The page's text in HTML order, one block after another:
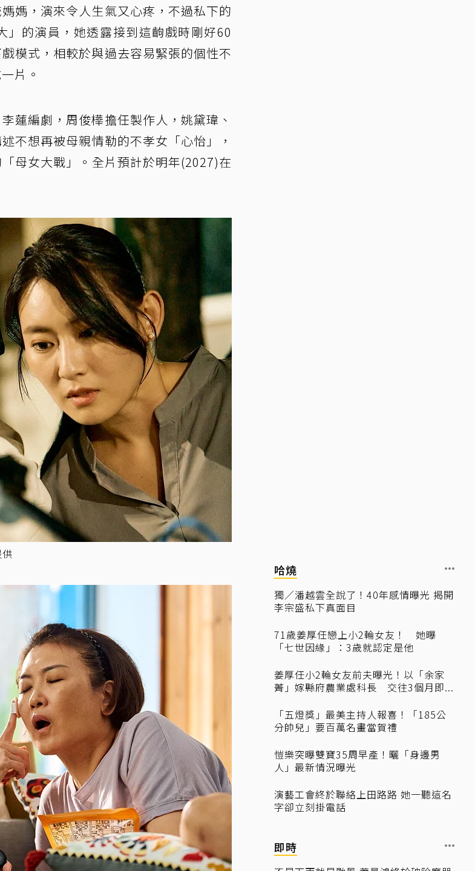
媽，演來令人生氣又心疼，不過私下的
的演員，她透露接到這齣戲時剛好60
模式，相較於與過去容易緊張的個性不
片。
蓮編劇，周俊樺擔任製作人，姚黛瑋、
不想再被母親情勒的不孝女「心怡」，
母女大戰」。全片預計於明年(2027)在
哈燒
獨／潘越雲全說了！40年感情曝光 揭開
李宗盛私下真面目
71歲姜厚任戀上小2輪女友！ 她曝
「七世因緣」：3歲就認定是他
姜厚任小2輪女友前夫曝光！以「余家
菁」嫁縣府農業處科長 交往3個月即...
「五燈獎」最美主持人報喜！「185公
分帥兒」要百萬名畫當賀禮
愷樂突曝雙寶35周早產！曬「身邊男
人」最新情況曝光
演藝工會終於聯絡上田路路 她一聽這名
字卻立刻掛電話
即時